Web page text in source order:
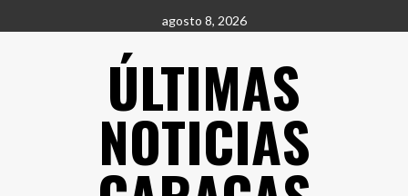
al
agosto 8, 2026
ÚLTIMAS
NOTICIAS